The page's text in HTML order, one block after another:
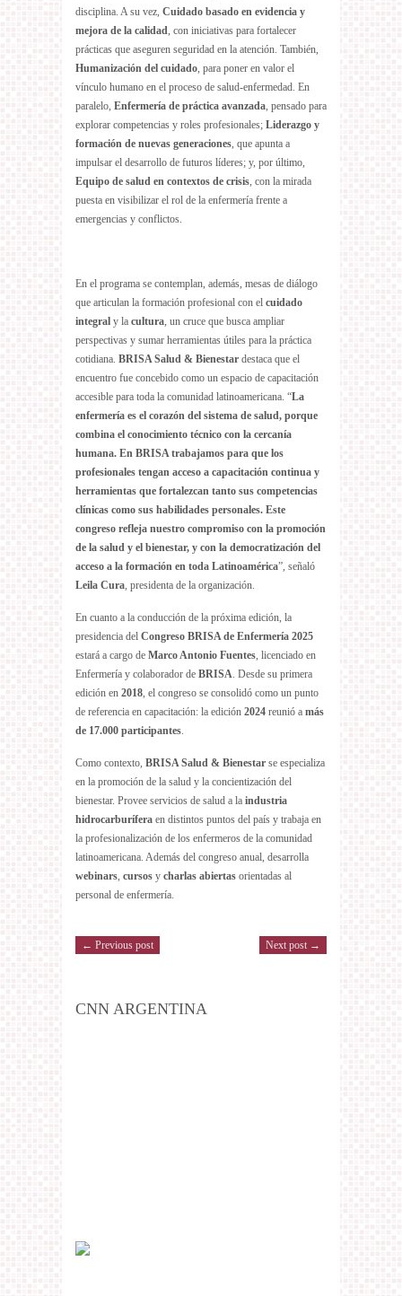
disciplina. A su vez, Cuidado basado en evidencia y
mejora de la calidad , con iniciativas para fortalecer
prácticas que aseguren seguridad en la atención. También,
Humanización del cuidado , para poner en valor el
vínculo humano en el proceso de salud-enfermedad. En
paralelo, Enfermería de práctica avanzada , pensado para
explorar competencias y roles profesionales; Liderazgo y
formación de nuevas generaciones , que apunta a
impulsar el desarrollo de futuros líderes; y, por último,
Equipo de salud en contextos de crisis , con la mirada
puesta en visibilizar el rol de la enfermería frente a
emergencias y conflictos.
En el programa se contemplan, además, mesas de diálogo
que articulan la formación profesional con el cuidado
integral y la cultura , un cruce que busca ampliar
perspectivas y sumar herramientas útiles para la práctica
cotidiana. BRISA Salud & Bienestar destaca que el
encuentro fue concebido como un espacio de capacitación
accesible para toda la comunidad latinoamericana. “La
enfermería es el corazón del sistema de salud, porque
combina el conocimiento técnico con la cercanía
humana. En BRISA trabajamos para que los
profesionales tengan acceso a capacitación continua y
herramientas que fortalezcan tanto sus competencias
clínicas como sus habilidades personales. Este
congreso refleja nuestro compromiso con la promoción
de la salud y el bienestar, y con la democratización del
acceso a la formación en toda Latinoamérica”, señaló
Leila Cura , presidenta de la organización.
En cuanto a la conducción de la próxima edición, la
presidencia del Congreso BRISA de Enfermería 2025
estará a cargo de Marco Antonio Fuentes , licenciado en
Enfermería y colaborador de BRISA . Desde su primera
edición en 2018 , el congreso se consolidó como un punto
de referencia en capacitación: la edición 2024 reunió a más
de 17.000 participantes
Como contexto, BRISA Salud & Bienestar se especializa
en la promoción de la salud y la concientización del
bienestar. Provee servicios de salud a la industria
hidrocarburífera en distintos puntos del país y trabaja en
la profesionalización de los enfermeros de la comunidad
latinoamericana. Además del congreso anual, desarrolla
webinars cursos y charlas abiertas orientadas al
personal de enfermería.
← Previous post Next post →
CNN ARGENTINA